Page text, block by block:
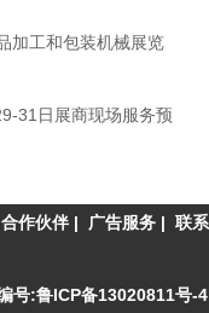
加工和包装机械展览
31日展商现场服务预
合作伙伴 | 广告服务 | 联系
号:鲁ICP备13020811号-4